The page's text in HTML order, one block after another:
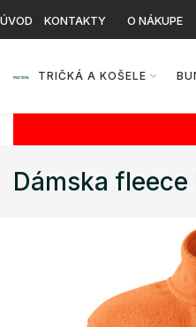
ÚVOD KONTAKTY O NÁKUPE
TRIČKÁ A KOŠELE
Dámska